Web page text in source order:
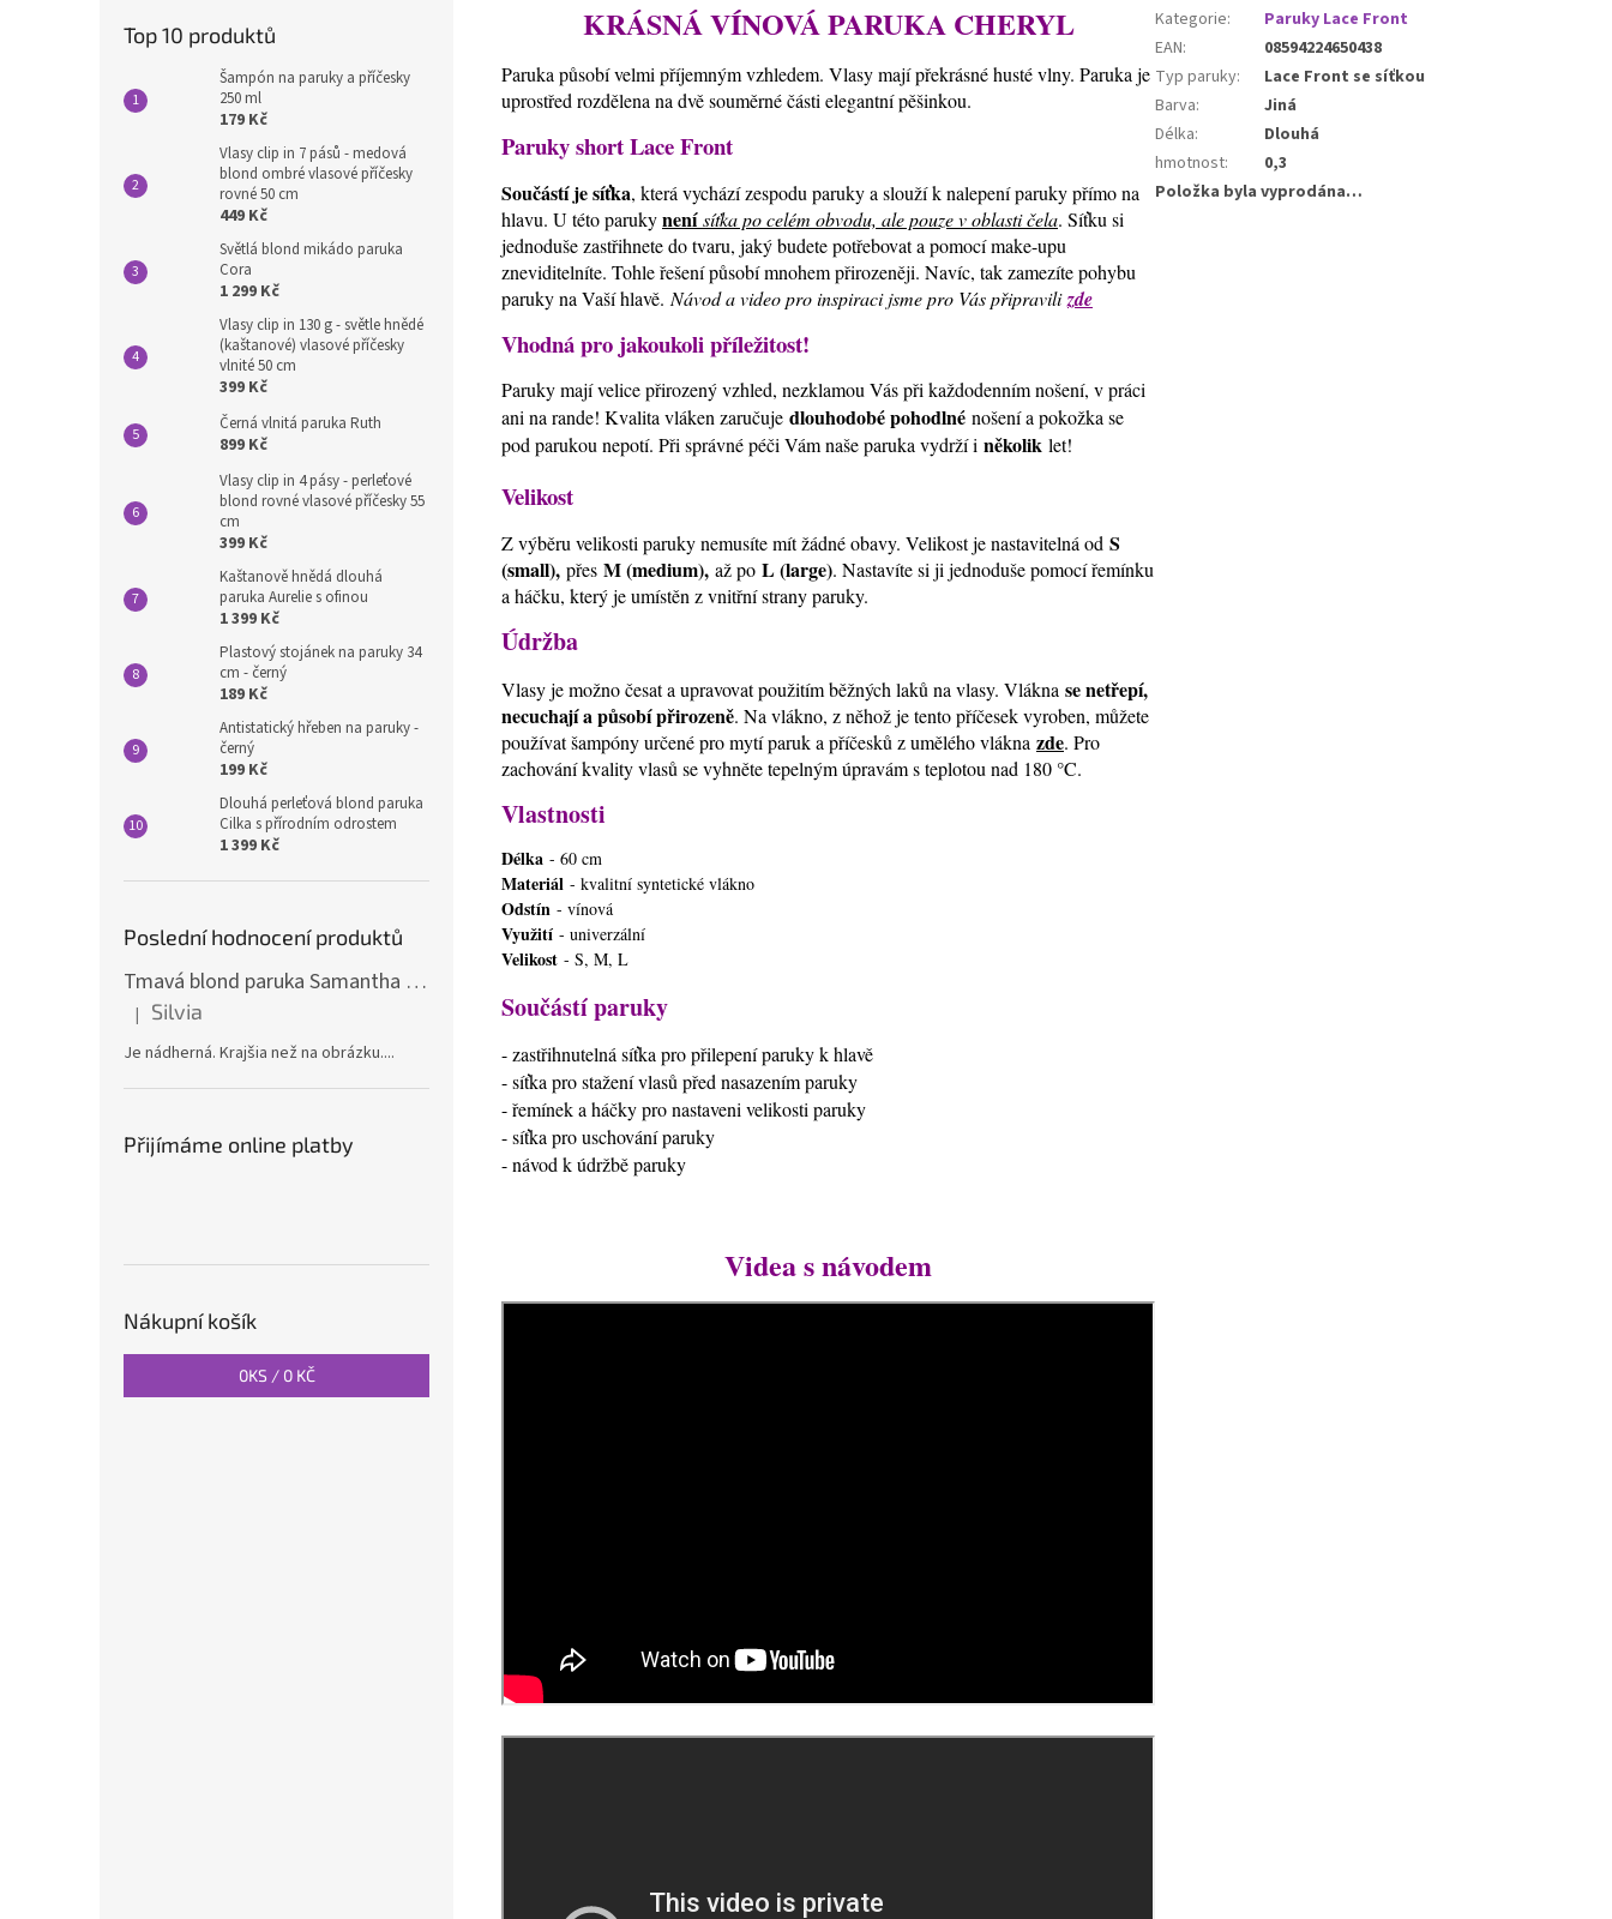
Top 10 produktů
Šampón na paruky a příčesky
250 ml
179 Kč
Vlasy clip in 7 pásů - medová
blond ombré vlasové příčesky
rovné 50 cm
449 Kč
Světlá blond mikádo paruka
Cora
1 299 Kč
Vlasy clip in 130 g - světle hnědé
(kaštanové) vlasové příčesky
vlnité 50 cm
399 Kč
Černá vlnitá paruka Ruth
899 Kč
Vlasy clip in 4 pásy - perleťové
blond rovné vlasové příčesky 55
cm
399 Kč
Kaštanově hnědá dlouhá
paruka Aurelie s ofinou
1 399 Kč
Plastový stojánek na paruky 34
cm - černý
189 Kč
Antistatický hřeben na paruky -
černý
199 Kč
Dlouhá perleťová blond paruka
Cilka s přírodním odrostem
1 399 Kč
Poslední hodnocení produktů
Tmavá blond paruka Samantha s melíry
Hodnocení produktu je 5 z 5 hvězdiček.
| Silvia
Je nádherná. Krajšia než na obrázku....
Přijímáme online platby
Nákupní košík
0KS / 0 KČ
KRÁSNÁ VÍNOVÁ PARUKA CHERYL
Paruka působí velmi příjemným vzhledem. Vlasy mají překrásné husté vlny. Paruka je
uprostřed rozdělena na dvě souměrné části elegantní pěšinkou.
Paruky short Lace Front
Součástí je síťka, která vychází zespodu paruky a slouží k nalepení paruky přímo na
hlavu. U této parukynení síťka po celém obvodu, ale pouze v oblasti čela. Síťku si
jednoduše zastřihnete do tvaru, jaký budete potřebovat a pomocí make-upu
zneviditelníte. Tohle řešení působí mnohem přirozeněji. Navíc, tak zamezíte pohybu
paruky na Vaší hlavě.Návod a video pro inspiraci jsme pro Vás připravilizde
Vhodná pro jakoukoli příležitost!
Paruky mají velice přirozený vzhled, nezklamou Vás při každodenním nošení, v práci
ani na rande! Kvalita vláken zaručuje dlouhodobé pohodlné nošení a pokožka se
pod parukou nepotí. Při správné péči Vám naše paruka vydrží i několik let!
Velikost
Z výběru velikosti paruky nemusíte mít žádné obavy. Velikost je nastavitelná od S
(small), přes M (medium), až po L (large). Nastavíte si ji jednoduše pomocí řemínku
a háčku, který je umístěn z vnitřní strany paruky.
Údržba
Vlasy je možno česat a upravovat použitím běžných laků na vlasy. Vlákna se netřepí,
necuchají a působí přirozeně. Na vlákno, z něhož je tento příčesek vyroben, můžete
používat šampóny určené pro mytí paruk a příčesků z umělého vlákna zde. Pro
zachování kvality vlasů se vyhněte tepelným úpravám s teplotou nad 180 °C.
Vlastnosti
Délka - 60 cm
Materiál - kvalitní syntetické vlákno
Odstín - vínová
Využití - univerzální
Velikost - S, M, L
Součástí paruky
- zastřihnutelná síťka pro přilepení paruky k hlavě
- síťka pro stažení vlasů před nasazením paruky
- řemínek a háčky pro nastaveni velikosti paruky
- síťka pro uschování paruky
- návod k údržbě paruky
Videa s návodem
Kategorie:
Paruky Lace Front
EAN:
08594224650438
Typ paruky:
Lace Front se síťkou
Barva:
Jiná
Délka:
Dlouhá
hmotnost:
0,3
Položka byla vyprodána…